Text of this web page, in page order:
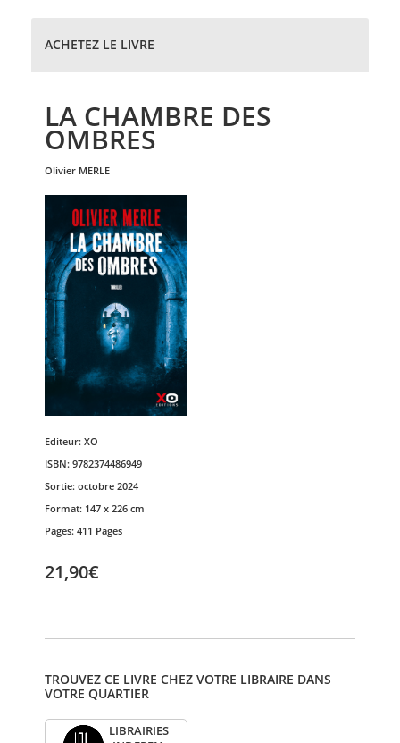
ACHETEZ LE LIVRE
LA CHAMBRE DES
OMBRES
olivier MERLE
Editeur: XO
ISBN: 9782374486949
Sortie: octobre 2024
Format: 147 x 226 cm
Pages: 411 Pages
21,90€
TROUVEZ CE LIVRE CHEZ VOTRE LIBRAIRE DANS
VOTRE QUARTIER
LIBRAI­RIES